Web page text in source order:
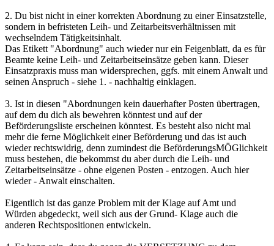
2. Du bist nicht in einer korrekten Abordnung zu einer Einsatzstelle,
sondern in befristeten Leih- und Zeitarbeitsverhältnissen mit
wechselndem Tätigkeitsinhalt.
Das Etikett "Abordnung" auch wieder nur ein Feigenblatt, da es für
Beamte keine Leih- und Zeitarbeitseinsätze geben kann. Dieser
Einsatzpraxis muss man widersprechen, ggfs. mit einem Anwalt und
seinen Anspruch - siehe 1. - nachhaltig einklagen.
3. Ist in diesen "Abordnungen kein dauerhafter Posten übertragen,
auf dem du dich als bewehren könntest und auf der
Beförderungsliste erscheinen könntest. Es besteht also nicht mal
mehr die ferne Möglichkeit einer Beförderung und das ist auch
wieder rechtswidrig, denn zumindest die BeförderungsMÖGlichkeit
muss bestehen, die bekommst du aber durch die Leih- und
Zeitarbeitseinsätze - ohne eigenen Posten - entzogen. Auch hier
wieder - Anwalt einschalten.
Eigentlich ist das ganze Problem mit der Klage auf Amt und
Würden abgedeckt, weil sich aus der Grund- Klage auch die
anderen Rechtspositionen entwickeln.